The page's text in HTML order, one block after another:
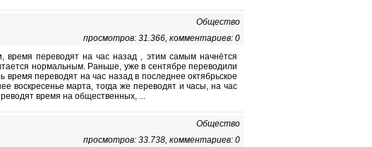
Общество
просмотров: 31.366, комментариев: 0
время переводят на час назад , этим самым начнётся
нормальным. Раньше, уже в сентябре переводили
переводят на час назад в последнее октябрьское
воскресенье марта, тогда же переводят и часы, на час
время на общественных, ...
Общество
просмотров: 33.738, комментариев: 0